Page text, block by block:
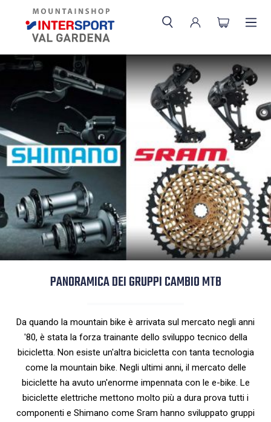
PANORAMICA DEI GRUPPI CAMBIO MTB
Da quando la mountain bike è arrivata sul mercato negli anni
'80, è stata la forza trainante dello sviluppo tecnico della
bicicletta. Non esiste un'altra bicicletta con tanta tecnologia
come la mountain bike. Negli ultimi anni, il mercato delle
biciclette ha avuto un'enorme impennata con le e-bike. Le
biciclette elettriche mettono molto più a dura prova tutti i
componenti e Shimano come Sram hanno sviluppato gruppi